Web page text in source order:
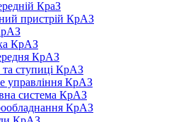
КраЗ
пристрій КрАЗ
КрАЗ
КрАЗ
та ступиці КрАЗ
управління КрАЗ
система КрАЗ
КрАЗ